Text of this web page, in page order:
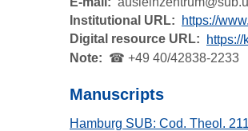
Institutional URL
https://
Digital resource URL
Note
☎ +49 40/42838-2233
Manuscripts
Hamburg SUB: Cod. Theol.